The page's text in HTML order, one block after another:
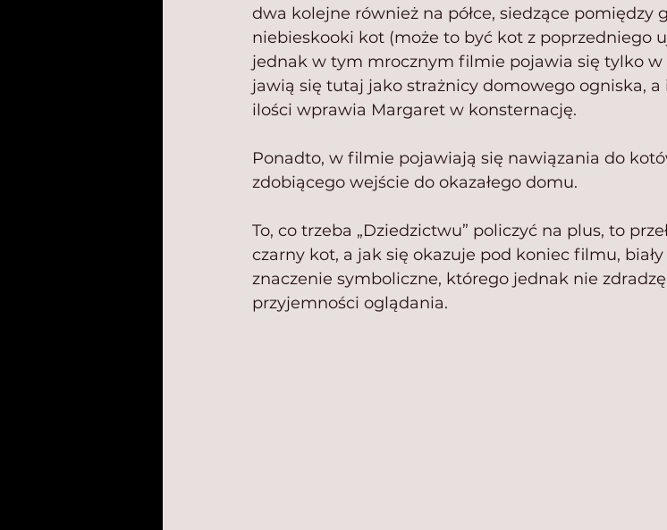
dwa kolejne również na półce, siedzące pomiędzy
niebieskooki kot (może to być kot z poprzedniego
jednak w tym mrocznym filmie pojawia się tylko
jawią się tutaj jako strażnicy domowego ogniska,
ilości wprawia Margaret w konsternację.
Ponadto, w filmie pojawiają się nawiązania do
zdobiącego wejście do okazałego domu.
To, co trzeba „Dziedzictwu” policzyć na plus, to
czarny kot, a jak się okazuje pod koniec filmu,
znaczenie symboliczne, którego jednak nie
przyjemności oglądania.